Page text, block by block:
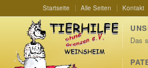
Startseite Alle Seiten Kontakt
Das